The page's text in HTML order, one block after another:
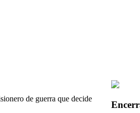
de guerra que decide